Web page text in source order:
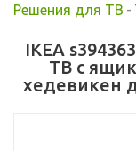
Решения для ТВ -
IKEA
ТВ с
хедевикен